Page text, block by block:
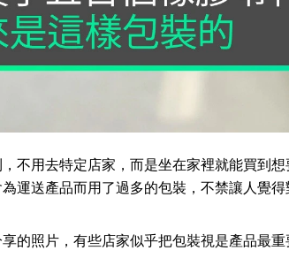
不用去特定店家，而是坐在家裡就能買到
運送產品而用了過多的包裝，不禁讓人覺
的照片，有些店家似乎把包裝視是產品最重